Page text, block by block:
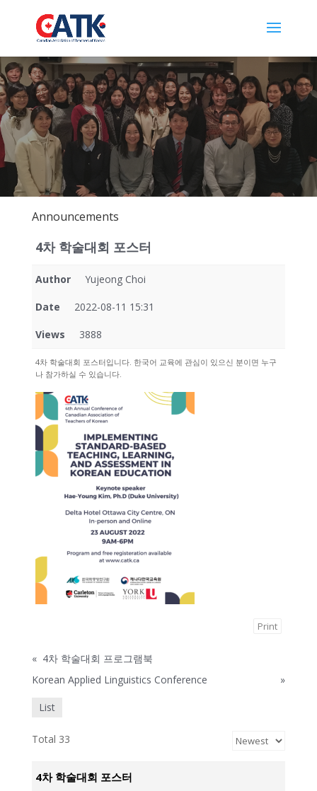
Announcements
4차 학술대회 포스터
Author Yujeong Choi
Date 2022-08-11 15:31
Views 3888
4차 학술대회 포스터입니다. 한국어 교육에 관심이 있으신 분이면 누구
나 참가하실 수 있습니다.
Print
« 4차 학술대회 프로그램북
Korean Applied Linguistics Conference
»
List
Total 33
4차 학술대회 포스터